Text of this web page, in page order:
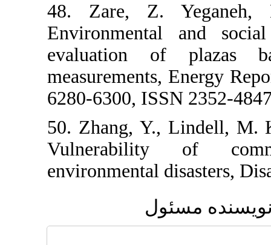
48. Zare,
evaluation
6280-6300,
50. Zhang,